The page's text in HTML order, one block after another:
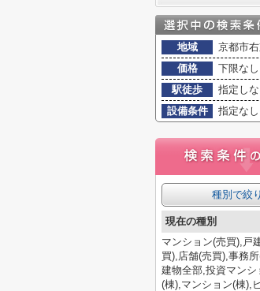
地域
京都市
価格
下限な
駅徒歩
指定し
設備条件
指定なし
種別で絞
現在の種別
マンション(売買),戸
買),店舗(売買),事務
建物全部,投資マンシ
(棟),マンション(棟),